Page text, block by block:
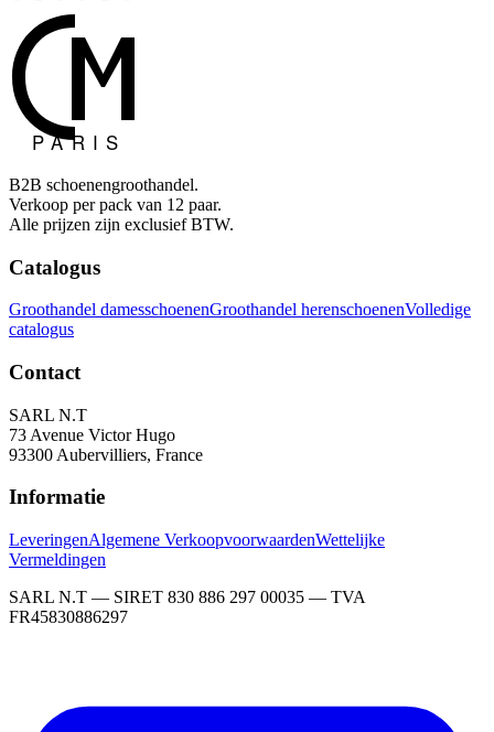
B2B schoenengroothandel.
Verkoop per pack van 12 paar.
Alle prijzen zijn exclusief BTW.
Catalogus
Groothandel damesschoenenGroothandel herenschoenenVolledige
catalogus
Contact
SARL N.T
73 Avenue Victor Hugo
93300 Aubervilliers, France
Informatie
LeveringenAlgemene VerkoopvoorwaardenWettelijke
Vermeldingen
SARL N.T — SIRET 830 886 297 00035 — TVA
FR45830886297